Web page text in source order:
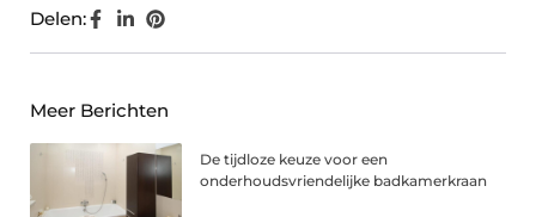
Delen:
Meer Berichten
De tijdloze keuze voor een
onderhoudsvriendelijke badkamerkraan